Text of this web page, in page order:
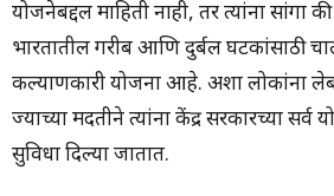
योजनेबद्दल माहिती नाही, तर त्यांना सांगा की
भारतातील गरीब आणि दुर्बल घटकांसाठी
कल्याणकारी योजना आहे. अशा लोकांना
ज्याच्या मदतीने त्यांना केंद्र सरकारच्या
सुविधा दिल्या जातात.